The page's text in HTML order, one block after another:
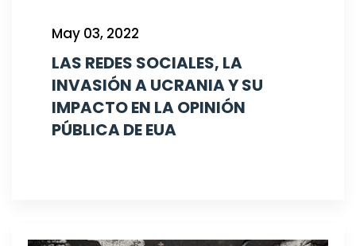
May 03, 2022
LAS REDES SOCIALES, LA
INVASIÓN A UCRANIA Y SU
IMPACTO EN LA OPINIÓN
PÚBLICA DE EUA